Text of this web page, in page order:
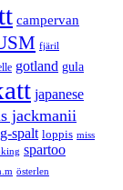
campervan
fjäril
gotland gula
japanese
jackmanii
spalt loppis miss
spartoo
österlen